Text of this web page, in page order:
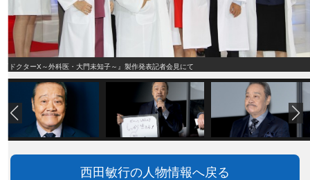
『ドクターX～外科医・大門未知子～』製作発表記者会見にて
西田敏行の人物情報へ戻る